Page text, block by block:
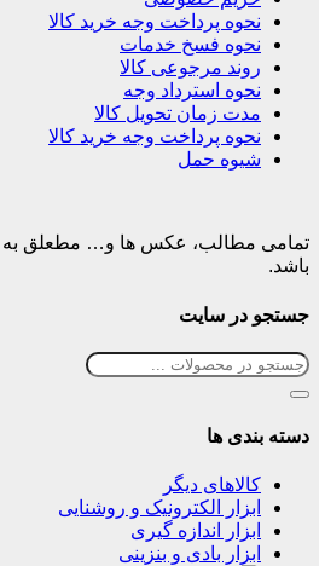
نحوه پرداخت وجه خرید کالا
نحوه فسخ خدمات
روند مرجوعی کالا
نحوه استرداد وجه
مدت زمان تحویل کالا
نحوه پرداخت وجه خرید کالا
شیوه حمل
تمامی مطالب، عکس ها و… مطعلق
باشد.
جستجو در سایت
دسته بندی ها
کالاهای دیگر
ابزار الکترونیک و روشنایی
ابزار اندازه گیری
ابزار بادی و بنزینی